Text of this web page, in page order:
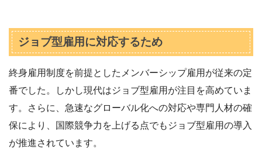
ジョブ型雇用に対応するため
終身雇用制度を前提としたメンバーシップ雇用が従来の定
番でした。しかし現代はジョブ型雇用が注目を高めていま
す。さらに、急速なグローバル化への対応や専門人材の確
保により、国際競争力を上げる点でもジョブ型雇用の導入
が推進されています。